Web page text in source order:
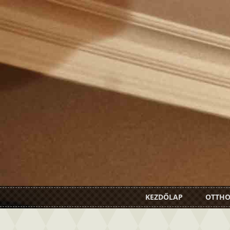
KEZDŐLAP